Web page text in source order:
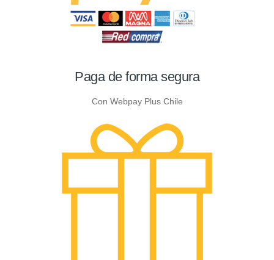
Paga de forma segura
Con Webpay Plus Chile